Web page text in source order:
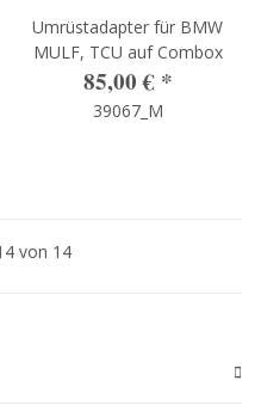
Umrüstadapter für BMW
MULF, TCU auf Combox
85,00 € *
39067_M
von 14